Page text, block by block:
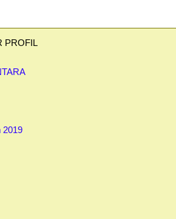
PROFIL
2019